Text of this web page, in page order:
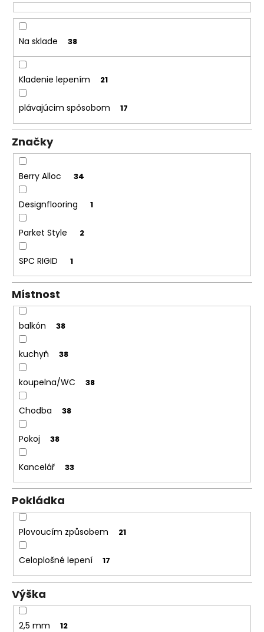
k
o
v
Na sklade 38
Kladenie lepením 21
plávajúcim spôsobom 17
Značky
Berry Alloc 34
Designflooring 1
Parket Style 2
SPC RIGID 1
Místnost
balkón 38
kuchyň 38
koupelna/WC 38
Chodba 38
Pokoj 38
Kancelář 33
Pokládka
Plovoucím způsobem 21
Celoplošné lepení 17
Výška
2,5 mm 12
á
s
ť
?
O
d
p
o
ú
a
m
e
OBVODOVÁ
LIŠTA
P3819
DUB
NELAK
(BEZ
POVRCHOVEJ
ÚPRAVY)
13,16
€